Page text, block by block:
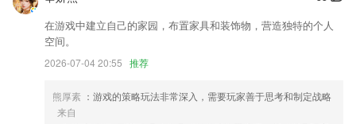
6.丰富视频资源，让教师根据自己的需要选择不同分类、不同阶段的资
乐中网站更新了什么?
中标价查询帮助用户及时高效的查询行业数据
在游戏中建立自己的家园，布置家具和装饰物，营造独特的个人
空间。
2026-07-04 20:55 推荐
熊厚素 ：游戏的策略玩法非常深入，需要玩家善于思考和制定战略
来自